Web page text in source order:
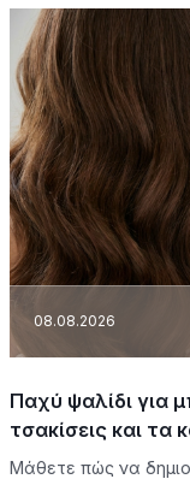
08.08.2026
Παχύ ψαλίδι για
τσακίσεις και τα
Μάθετε πώς να